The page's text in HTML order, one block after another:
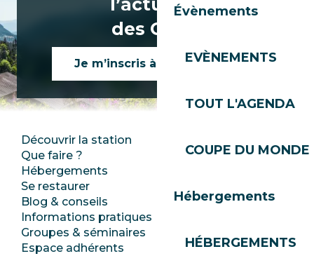
Évènements
EVÈNEMENTS
TOUT L'AGENDA
COUPE DU
Hébergements
HÉBERGEMENTS
des Gets !
Je m’inscris à la newsletter
Découvrir la station
Que faire ?
Hébergements
Se restaurer
Blog & conseils
Informations pratiques
Groupes & séminaires
Espace adhérents
Club Les Gets
Ecotourisme
SoleGets
Les Gets Tourisme